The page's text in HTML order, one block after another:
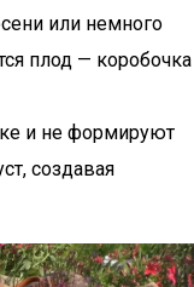
или немного
плод — коробочка
и не формируют
создавая